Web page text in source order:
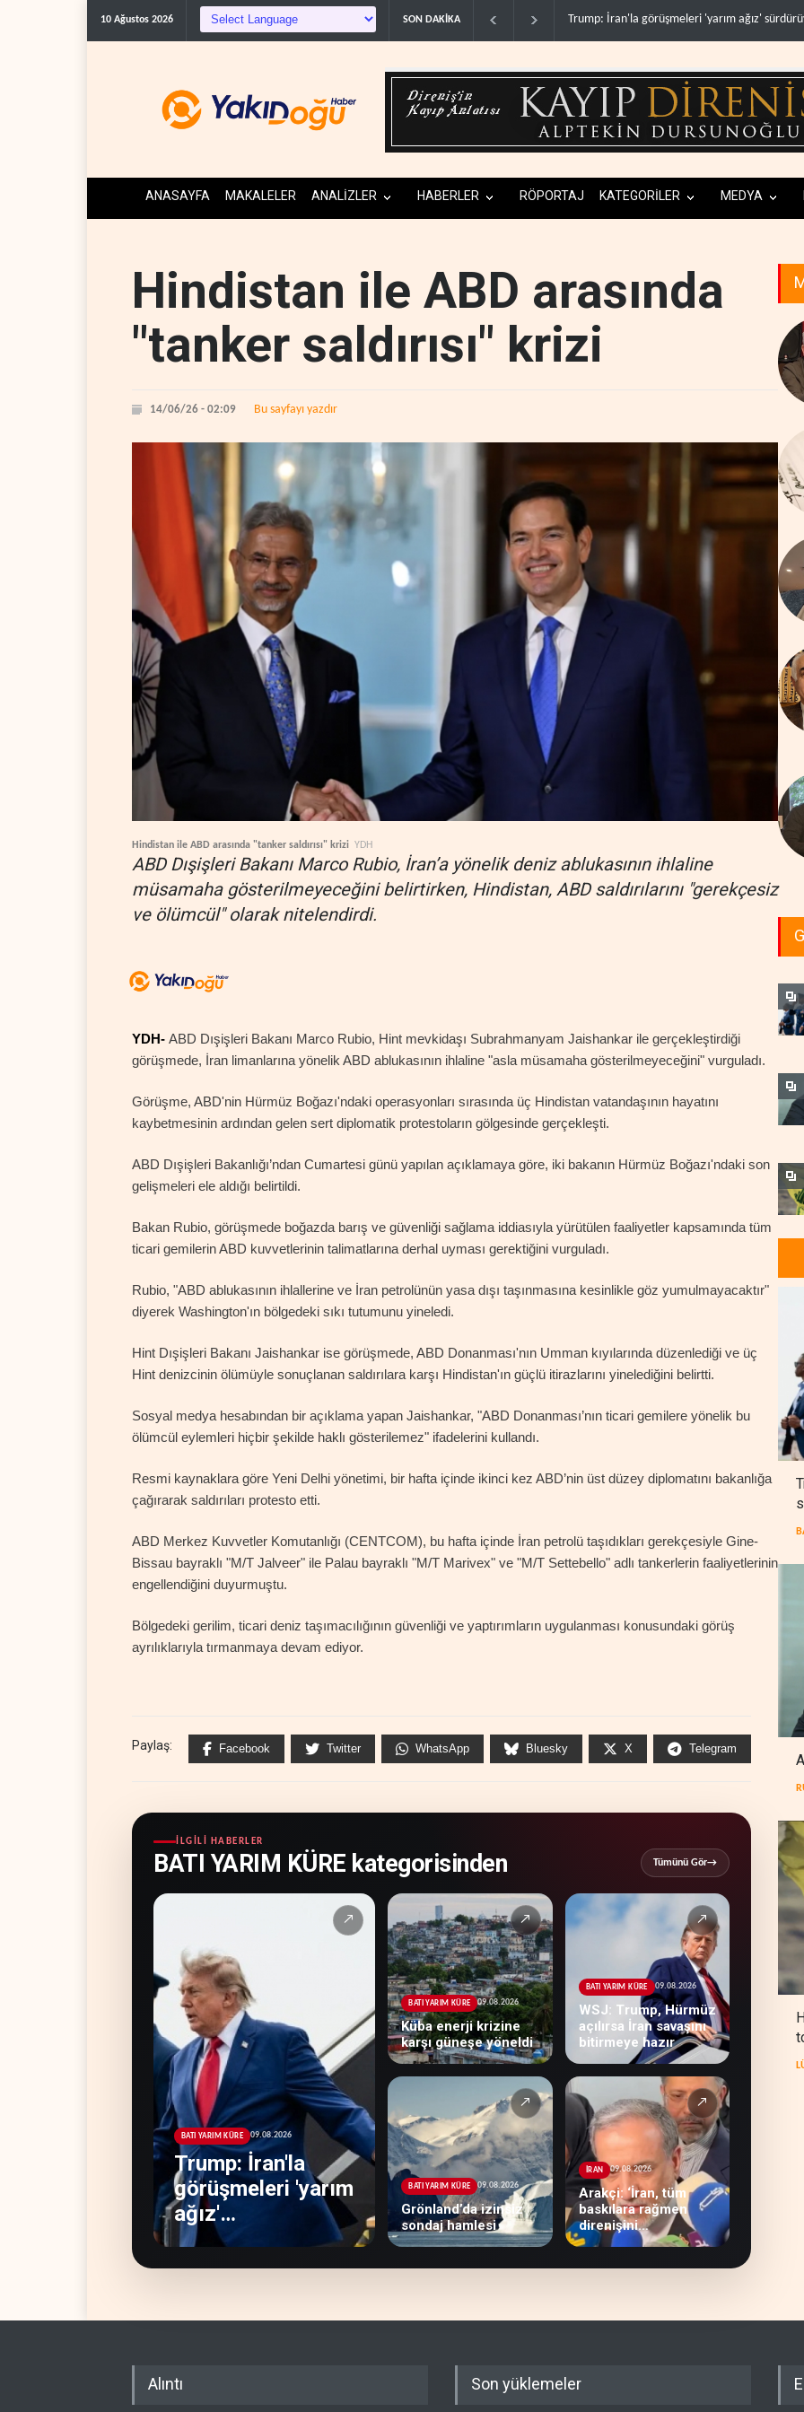
10 Ağustos 2026 SON DAKİKA Avrasya Birliği'nden Afrika açılımı..
ANASAYFA MAKALELER ANALİZLER HABERLER RÖPORTAJ KATEGORİLER MEDYA
Hindistan ile ABD arasında
"tanker saldırısı" krizi
14/06/26 - 02:09 Bu sayfayı yazdır
Hindistan ile ABD arasında "tanker saldırısı" krizi YDH
ABD Dışişleri Bakanı Marco Rubio, İran’a yönelik deniz ablukasının ihlaline
müsamaha gösterilmeyeceğini belirtirken, Hindistan, ABD saldırılarını "gerekçesiz
ve ölümcül" olarak nitelendirdi.
YDH- ABD Dışişleri Bakanı Marco Rubio, Hint mevkidaşı Subrahmanyam Jaishankar ile gerçekleştirdiği
görüşmede, İran limanlarına yönelik ABD ablukasının ihlaline "asla müsamaha gösterilmeyeceğini" vurguladı.
Görüşme, ABD'nin Hürmüz Boğazı'ndaki operasyonları sırasında üç Hindistan vatandaşının hayatını
kaybetmesinin ardından gelen sert diplomatik protestoların gölgesinde gerçekleşti.
ABD Dışişleri Bakanlığı’ndan Cumartesi günü yapılan açıklamaya göre, iki bakanın Hürmüz Boğazı'ndaki son
gelişmeleri ele aldığı belirtildi.
Bakan Rubio, görüşmede boğazda barış ve güvenliği sağlama iddiasıyla yürütülen faaliyetler kapsamında tüm
ticari gemilerin ABD kuvvetlerinin talimatlarına derhal uyması gerektiğini vurguladı.
Rubio, "ABD ablukasının ihlallerine ve İran petrolünün yasa dışı taşınmasına kesinlikle göz yumulmayacaktır"
diyerek Washington'ın bölgedeki sıkı tutumunu yineledi.
Hint Dışişleri Bakanı Jaishankar ise görüşmede, ABD Donanması'nın Umman kıyılarında düzenlediği ve üç
Hint denizcinin ölümüyle sonuçlanan saldırılara karşı Hindistan'ın güçlü itirazlarını yinelediğini belirtti.
Sosyal medya hesabından bir açıklama yapan Jaishankar, "ABD Donanması’nın ticari gemilere yönelik bu
ölümcül eylemleri hiçbir şekilde haklı gösterilemez" ifadelerini kullandı.
Resmi kaynaklara göre Yeni Delhi yönetimi, bir hafta içinde ikinci kez ABD’nin üst düzey diplomatını bakanlığa
çağırarak saldırıları protesto etti.
ABD Merkez Kuvvetler Komutanlığı (CENTCOM), bu hafta içinde İran petrolü taşıdıkları gerekçesiyle Gine-
Bissau bayraklı "M/T Jalveer" ile Palau bayraklı "M/T Marivex" ve "M/T Settebello" adlı tankerlerin faaliyetlerinin
engellendiğini duyurmuştu.
Bölgedeki gerilim, ticari deniz taşımacılığının güvenliği ve yaptırımların uygulanması konusundaki görüş
ayrılıklarıyla tırmanmaya devam ediyor.
Paylaş: Facebook Twitter WhatsApp Bluesky X Telegram
İLGILI HABERLER
BATI YARIM KÜRE kategorisinden Tümünü Gör→
↗
BATI YARIM KÜRE 09.08.2026
Trump: İran'la
görüşmeleri 'yarım
ağız'
sürdürüyoruz
↗
BATI YARIM KÜRE 09.08.2026
Küba enerji krizine
karşı güneşe yöneldi
↗
BATI YARIM KÜRE 09.08.2026
WSJ: Trump, Hürmüz
açılırsa İran savaşını
bitirmeye hazır
↗
BATI YARIM KÜRE 09.08.2026
Grönland’da izinsiz
sondaj hamlesi
↗
İRAN 09.08.2026
Arakçi: ‘İran, tüm
baskılara rağmen
direnişini
sürdürecek’
Alıntı Son yüklemeler